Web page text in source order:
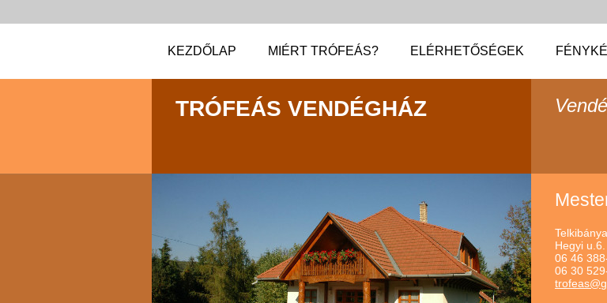
KEZDŐLAP MIÉRT TRÓFEÁS? ELÉRHETŐSÉGEK
TRÓFEÁS VENDÉGHÁZ
Telkibánya,
Hegyi u.6.
06 46
06 30
trofeas@